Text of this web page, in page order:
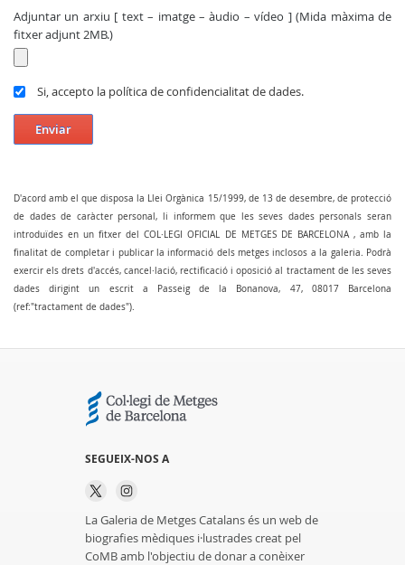
Adjuntar un arxiu [ text – imatge – àudio – vídeo ] (Mida màxima de
fitxer adjunt 2MB.)
Si, accepto la política de confidencialitat de dades.
Enviar
D'acord amb el que disposa la Llei Orgànica 15/1999, de 13 de desembre, de protecció
de dades de caràcter personal, li informem que les seves dades personals seran
introduïdes en un fitxer del COL·LEGI OFICIAL DE METGES DE BARCELONA , amb la
finalitat de completar i publicar la informació dels metges inclosos a la galeria. Podrà
exercir els drets d'accés, cancel·lació, rectificació i oposició al tractament de les seves
dades dirigint un escrit a Passeig de la Bonanova, 47, 08017 Barcelona
(ref:"tractament de dades").
SEGUEIX-NOS A
La Galeria de Metges Catalans és un web de
biografies mèdiques i·lustrades creat pel
CoMB amb l'objectiu de donar a conèixer